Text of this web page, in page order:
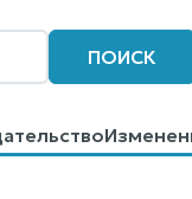
ПОИСК